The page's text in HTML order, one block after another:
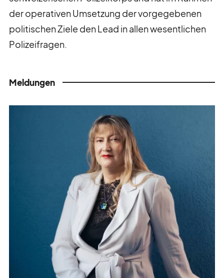
der operativen Umsetzung der vorgegebenen
politischen Ziele den Lead in allen wesentlichen
Polizeifragen.
Meldungen